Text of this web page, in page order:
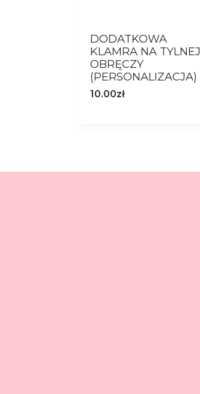
DODATKOWA
KLAMRA NA TYLNEJ
OBRĘCZY
(PERSONALIZACJA)
10.00zł